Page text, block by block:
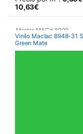
10,63€
Este producto tiene
Mactac MACal 8900
Monoméricos
Vinilo Mactac 8948-31
Green Mate